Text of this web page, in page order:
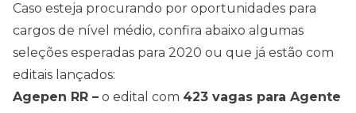
Caso esteja procurando por oportunidades para
cargos de nível médio, confira abaixo algumas
seleções esperadas para 2020 ou que já estão com
editais lançados:
Agepen RR – o edital com 423 vagas para Agente